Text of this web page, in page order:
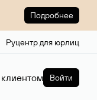
Подробнее
Руцентр для юрлиц
клиентом Войти